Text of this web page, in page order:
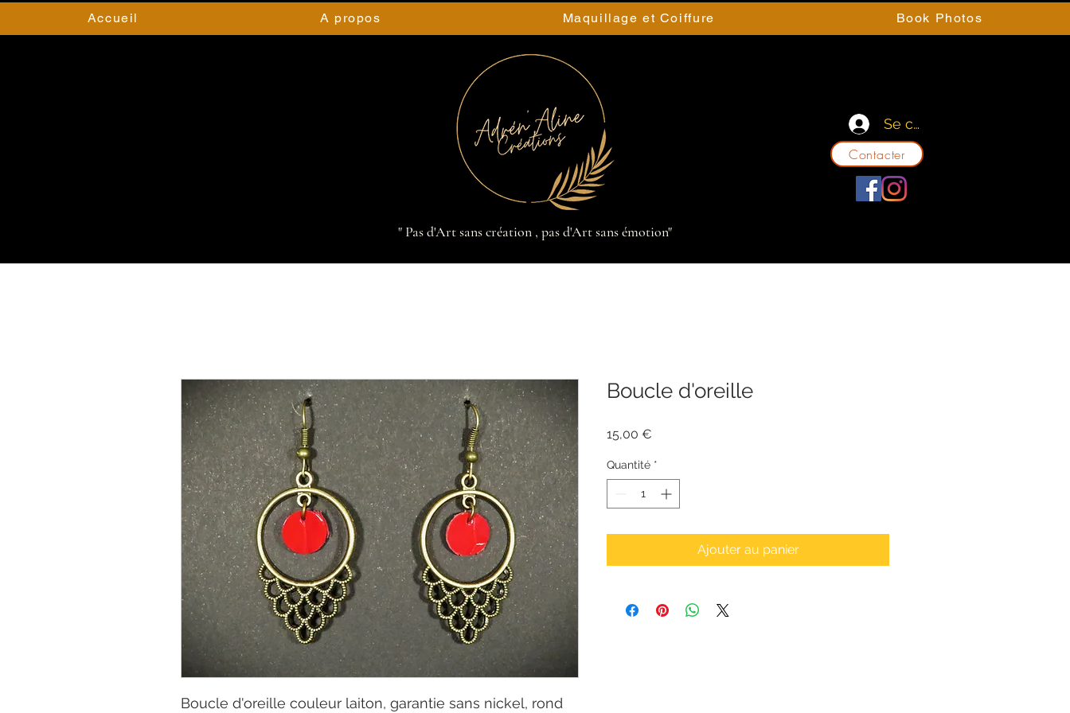
Accueil A propos Maquillage et Coiffure Book Photos
" Pas d'Art sans création , pas d'Art sans émotion"
Se connecter
Contacter
Boucle d'oreille couleur laiton, garantie sans nickel, rond
Boucle d'oreille
15,00 €
Quantité *
Ajouter au panier